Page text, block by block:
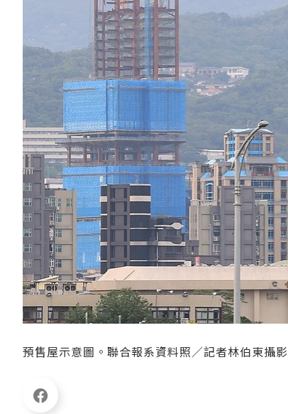
預售屋示意圖。聯合報系資料照／記者林伯東攝影